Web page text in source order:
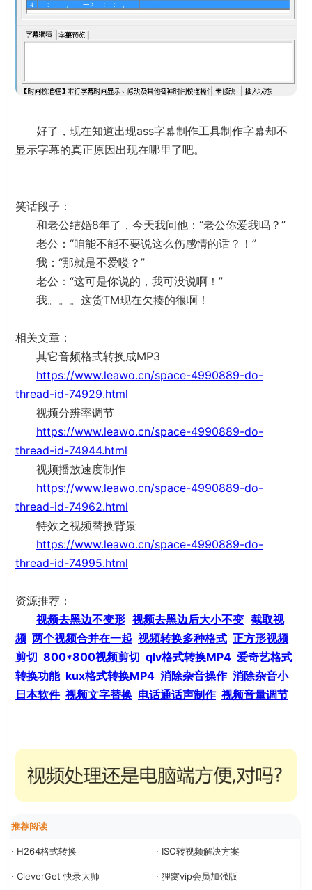
好了，现在知道出现ass字幕制作工具制作字幕却不
显示字幕的真正原因出现在哪里了吧。
笑话段子：
和老公结婚8年了，今天我问他：“老公你爱我吗？”
老公：“咱能不能不要说这么伤感情的话？！”
我：“那就是不爱喽？”
老公：“这可是你说的，我可没说啊！”
我。。。这货TM现在欠揍的很啊！
相关文章：
其它音频格式转换成MP3
https://www.leawo.cn/space-4990889-do-
thread-id-74929.html
视频分辨率调节
https://www.leawo.cn/space-4990889-do-
thread-id-74944.html
视频播放速度制作
https://www.leawo.cn/space-4990889-do-
thread-id-74962.html
特效之视频替换背景
https://www.leawo.cn/space-4990889-do-
thread-id-74995.html
资源推荐：
视频去黑边不变形 视频去黑边后大小不变 截取视
频 两个视频合并在一起 视频转换多种格式 正方形视频
剪切 800*800视频剪切 qlv格式转换MP4 爱奇艺格式
转换功能 kux格式转换MP4 消除杂音操作 消除杂音小
日本软件 视频文字替换 电话通话声制作 视频音量调节
推荐阅读
· H264格式转换 · ISO转视频解决方案
· CleverGet 快录大师 · 狸窝vip会员加强版